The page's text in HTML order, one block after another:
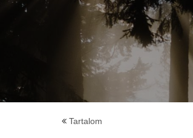
Tartalom